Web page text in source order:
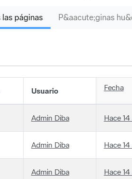
las páginas
Usuario Fecha
Admin Diba Hace
Admin Diba Hace
Admin Diba Hace